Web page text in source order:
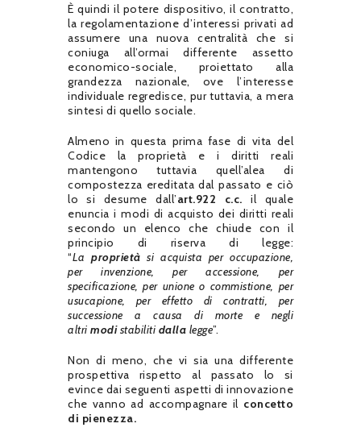
È quindi il potere dispositivo, il contratto,
la regolamentazione d’interessi privati ad
assumere una nuova centralità che si
coniuga all’ormai differente assetto
economico-sociale, proiettato alla
grandezza nazionale, ove l’interesse
individuale regredisce, pur tuttavia, a mera
sintesi di quello sociale.
Almeno in questa prima fase di vita del
Codice la proprietà e i diritti reali
mantengono tuttavia quell’alea di
compostezza ereditata dal passato e ciò
lo si desume dall’art.922 c.c.il quale
enuncia i modi di acquisto dei diritti reali
secondo un elenco che chiude con il
principio di riserva di legge:
“Laproprietà si acquista per occupazione,
per invenzione, per accessione, per
specificazione, per unione o commistione, per
usucapione, per effetto di contratti, per
successione a causa di morte e negli
altri modistabiliti dalla legge”.
Non di meno, che vi sia una differente
prospettiva rispetto al passato lo si
evince dai seguenti aspetti di innovazione
che vanno ad accompagnare il concetto
di pienezza.